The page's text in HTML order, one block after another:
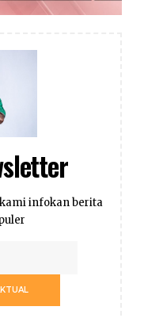
infokan berita